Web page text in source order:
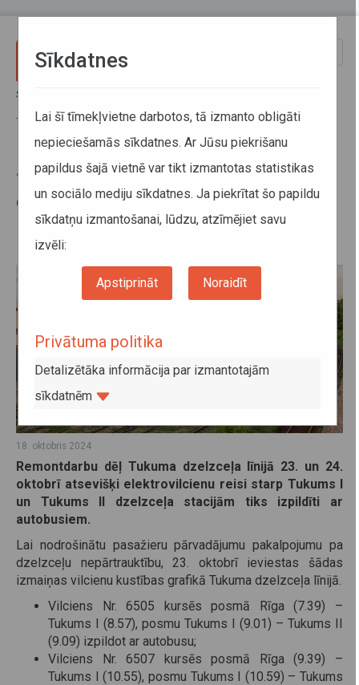
Sākums
Tukums II stacijām tiks izpildīti ar autobusiem
23. un 24. oktobrī atsevišķi
elektrovilcienu reisi starp Tukums
I un Tukums II stacijām tiks
izpildīti ar autobusiem
18. oktobris 2024
Remontdarbu dēļ Tukuma dzelzceļa līnijā 23. un 24.
oktobrī atsevišķi elektrovilcienu reisi starp Tukums I
un Tukums II dzelzceļa stacijām tiks izpildīti ar
autobusiem.
Lai nodrošinātu pasažieru pārvadājumu pakalpojumu pa
dzelzceļu nepārtrauktību, 23. oktobrī ieviestas šādas
izmaiņas vilcienu kustības grafikā Tukuma dzelzceļa līnijā.
Vilciens Nr. 6505 kursēs posmā Rīga (7.39) –
Tukums I (8.57), posmu Tukums I (9.01) – Tukums II
(9.09) izpildot ar autobusu;
Vilciens Nr. 6507 kursēs posmā Rīga (9.39) –
Tukums I (10.55), posmu Tukums I (10.59) – Tukums
Sīkdatnes
Lai šī tīmekļvietne darbotos, tā izmanto obligāti
nepieciešamās sīkdatnes. Ar Jūsu piekrišanu
papildus šajā vietnē var tikt izmantotas statistikas
un sociālo mediju sīkdatnes. Ja piekrītat šo papildu
sīkdatņu izmantošanai, lūdzu, atzīmējiet savu
izvēli:
Apstiprināt Noraidīt
Privātuma politika
Detalizētāka informācija par izmantotajām
sīkdatnēm